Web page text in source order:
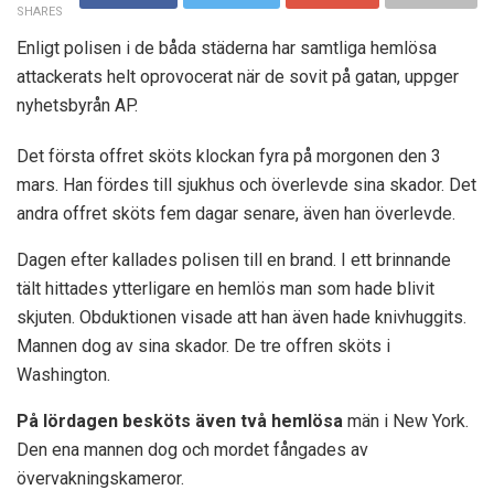
SHARES
Enligt polisen i de båda städerna har samtliga hemlösa
attackerats helt oprovocerat när de sovit på gatan, uppger
nyhetsbyrån AP.
Det första offret sköts klockan fyra på morgonen den 3
mars. Han fördes till sjukhus och överlevde sina skador. Det
andra offret sköts fem dagar senare, även han överlevde.
Dagen efter kallades polisen till en brand. I ett brinnande
tält hittades ytterligare en hemlös man som hade blivit
skjuten. Obduktionen visade att han även hade knivhuggits.
Mannen dog av sina skador. De tre offren sköts i
Washington.
På lördagen besköts även två hemlösa män i New York.
Den ena mannen dog och mordet fångades av
övervakningskameror.